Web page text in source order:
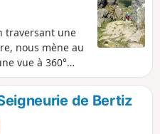
traversant une
nous mène au
vue à 360°
de l'Ermitage de
de Bertiz